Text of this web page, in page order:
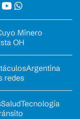
Minero
OH
Argentina
redes
SaludTecnología